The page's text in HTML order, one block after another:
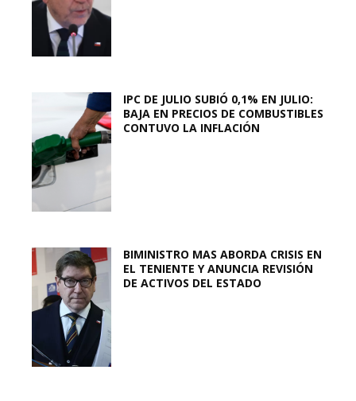
IPC DE JULIO SUBIÓ 0,1% EN JULIO:
BAJA EN PRECIOS DE COMBUSTIBLES
CONTUVO LA INFLACIÓN
BIMINISTRO MAS ABORDA CRISIS EN
EL TENIENTE Y ANUNCIA REVISIÓN
DE ACTIVOS DEL ESTADO